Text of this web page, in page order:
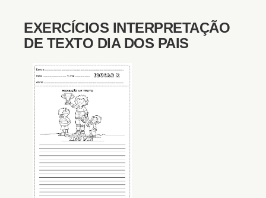
EXERCÍCIOS INTERPRETAÇÃO
DE TEXTO DIA DOS PAIS